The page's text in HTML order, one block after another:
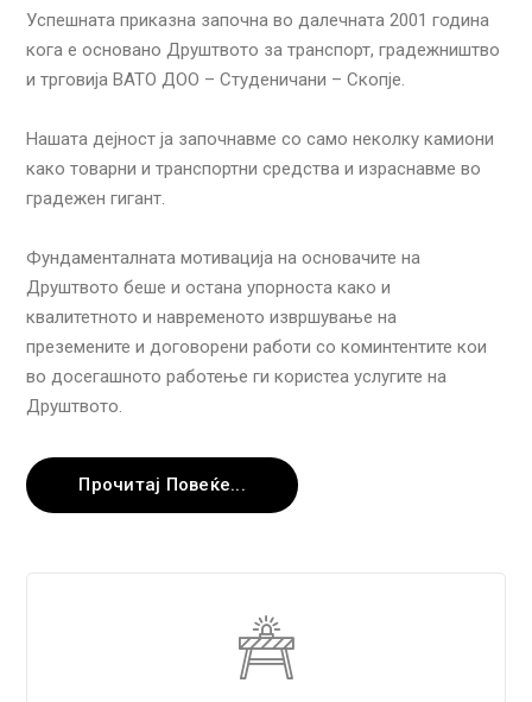
Успешната приказна започна во далечната 2001 година
кога е основано Друштвото за транспорт, градежништво
и трговија ВАТО ДОО – Студеничани – Скопје.
Нашата дејност ја започнавме со само неколку камиони
како товарни и транспортни средства и израснавме во
градежен гигант.
Фундаменталната мотивација на основачите на
Друштвото беше и остана упорноста како и
квалитетното и навременото извршување на
преземените и договорени работи со коминтентите кои
во досегашното работење ги користеа услугите на
Друштвото.
Прочитај Повеќе...